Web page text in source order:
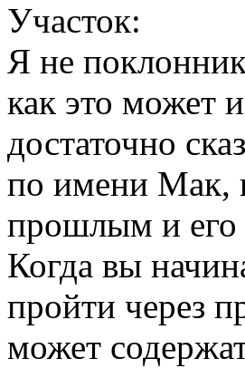
Участок:
Я не
как это может
достаточно
по имени Мак,
прошлым и его
Когда вы
пройти через
может